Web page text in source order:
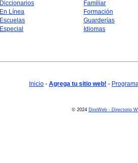
Diccionarios
En Línea
Escuelas
Especial
Familiar
Formación
Guarderías
Idiomas
Inicio - Agrega tu sitio web! -
© 2024 DireWeb - Directorio